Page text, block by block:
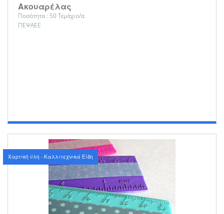
Ακουαρέλας
Ποσότητα : 50 Τεμάχιο/α
ΠΕΨΑΕΕ
Χαρτική ύλη - Καλλιτεχνικά Είδη